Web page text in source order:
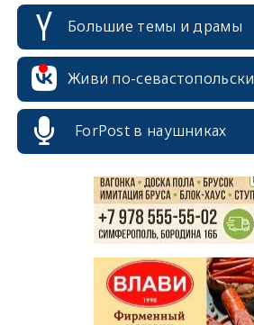
Большие темы и драмы
Живи по-севастопольски
ForPost в наушниках